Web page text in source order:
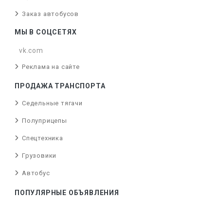
Заказ автобусов
МЫ В СОЦСЕТЯХ
vk.com
Реклама на сайте
ПРОДАЖА ТРАНСПОРТА
Седельные тягачи
Полуприцепы
Спецтехника
Грузовики
Автобус
ПОПУЛЯРНЫЕ ОБЪЯВЛЕНИЯ